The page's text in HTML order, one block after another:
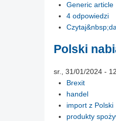
Generic article
4 odpowiedzi
Polski
sr., 31/01/2024 -
Brexit
handel
import z Polski
produkty